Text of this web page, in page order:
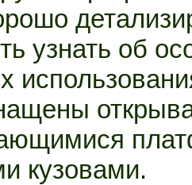
узнать об
кузовами.